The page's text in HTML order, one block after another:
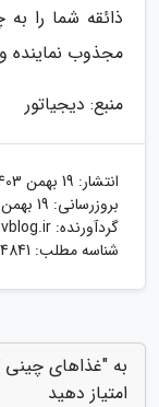
ذائقه شما را
مجذوب نماینده
منبع: دیجیاتور
انتشار: 19 بهمن 1403
بروزرسانی: 19 بهمن 1403
گردآورنده:
شناسه مطلب: 14841
به "غذاهای چینی
امتیاز دهید